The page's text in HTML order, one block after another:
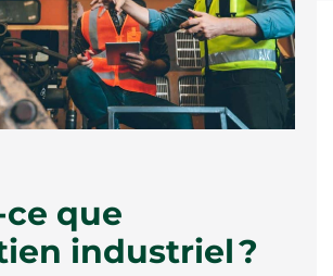
ce que
industriel ?